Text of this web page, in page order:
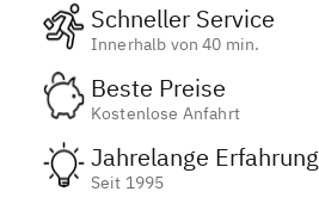
Schneller Service
Innerhalb von 40 min.
Beste Preise
Kostenlose Anfahrt
Jahrelange Erfahrung
Seit 1995